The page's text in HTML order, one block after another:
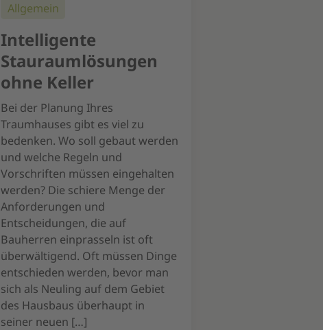
Allgemein
Intelligente
Stauraumlösungen
ohne Keller
Bei der Planung Ihres
Traumhauses gibt es viel zu
bedenken. Wo soll gebaut werden
und welche Regeln und
Vorschriften müssen eingehalten
werden? Die schiere Menge der
Anforderungen und
Entscheidungen, die auf
Bauherren einprasseln ist oft
überwältigend. Oft müssen Dinge
entschieden werden, bevor man
sich als Neuling auf dem Gebiet
des Hausbaus überhaupt in
seiner neuen […]